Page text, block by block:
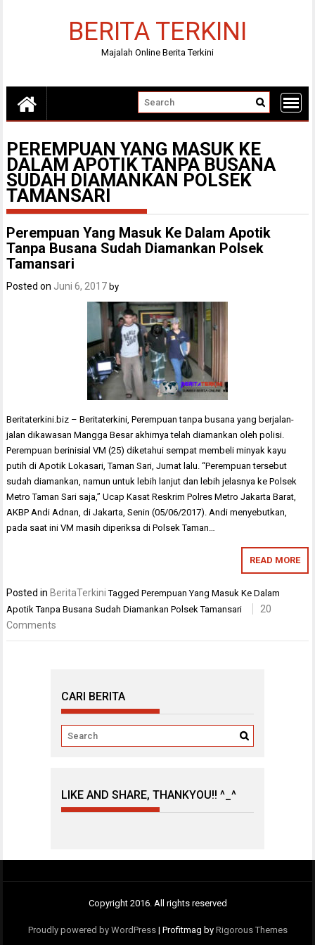
BERITA TERKINI
Majalah Online Berita Terkini
PEREMPUAN YANG MASUK KE
DALAM APOTIK TANPA BUSANA
SUDAH DIAMANKAN POLSEK
TAMANSARI
Perempuan Yang Masuk Ke Dalam Apotik
Tanpa Busana Sudah Diamankan Polsek
Tamansari
Posted on Juni 6, 2017 by
Beritaterkini.biz – Beritaterkini, Perempuan tanpa busana yang berjalan-
jalan dikawasan Mangga Besar akhirnya telah diamankan oleh polisi.
Perempuan berinisial VM (25) diketahui sempat membeli minyak kayu
putih di Apotik Lokasari, Taman Sari, Jumat lalu. “Perempuan tersebut
sudah diamankan, namun untuk lebih lanjut dan lebih jelasnya ke Polsek
Metro Taman Sari saja,” Ucap Kasat Reskrim Polres Metro Jakarta Barat,
AKBP Andi Adnan, di Jakarta, Senin (05/06/2017). Andi menyebutkan,
pada saat ini VM masih diperiksa di Polsek Taman…
READ MORE
Posted in BeritaTerkini TaggedPerempuan Yang Masuk Ke Dalam
Apotik Tanpa Busana Sudah Diamankan Polsek Tamansari
20
Comments
CARI BERITA
LIKE AND SHARE, THANKYOU!! ^_^
Copyright 2016. All rights reserved
Proudly powered by WordPress | Profitmag by Rigorous Themes